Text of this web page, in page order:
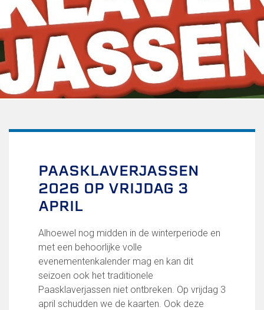
De Club van 100
Uitschrijven
Over FC Lisse
Organisatie
Informatie voor de Pers
Onze historie
Fysiotherapie voor leden
Kledingplan
Merchandise
Contributie
Gevonden voorwerpen
Verenigingsdocumenten
Teams
FC Lisse 1
FC Lisse 2
PAASKLAVERJASSEN
2026 OP VRIJDAG 3
APRIL
Alhoewel nog midden in de winterperiode en
met een behoorlijke volle
evenementenkalender mag en kan dit
seizoen ook het traditionele
Paasklaverjassen niet ontbreken. Op vrijdag 3
april schudden we de kaarten. Ook deze